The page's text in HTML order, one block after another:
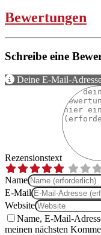
Bewertungen
Schreibe eine
Deine E-Mail-
Rezensionstext
Name
E-Mail
Website
Name, E-Mail-
meinen nächsten